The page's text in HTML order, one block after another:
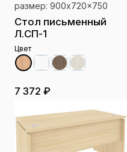
размер: 900x720x750
Стол письменный
Л.СП-1
Цвет
7 372 ₽